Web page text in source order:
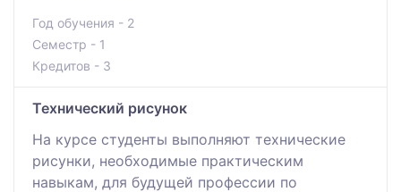
Год обучения - 2
Семестр - 1
Кредитов - 3
Технический рисунок
На курсе студенты выполняют технические
рисунки, необходимые практическим
навыкам, для будущей профессии по